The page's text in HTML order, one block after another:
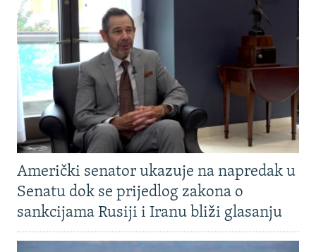
Američki senator ukazuje na napredak u
Senatu dok se prijedlog zakona o
sankcijama Rusiji i Iranu bliži glasanju